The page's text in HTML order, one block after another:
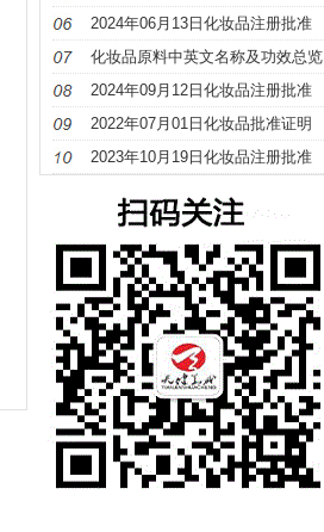
册
2024年06月13日化妆品注册批准
证明文件送达信息
化妆品原料中英文名称及功效总览
（S－Z）
2024年09月12日化妆品注册批准
证明文件送达信息
2022年07月01日化妆品批准证明
文件待领取信息发布
2023年10月19日化妆品注册批准